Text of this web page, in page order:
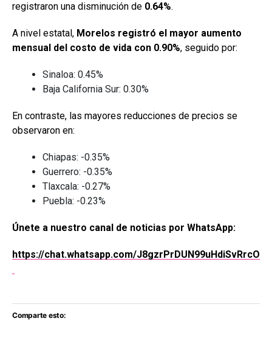
registraron una disminución de 0.64%.
A nivel estatal, Morelos registró el mayor aumento
mensual del costo de vida con 0.90%, seguido por:
Sinaloa: 0.45%
Baja California Sur: 0.30%
En contraste, las mayores reducciones de precios se
observaron en:
Chiapas: -0.35%
Guerrero: -0.35%
Tlaxcala: -0.27%
Puebla: -0.23%
Únete a nuestro canal de noticias por WhatsApp:
https://chat.whatsapp.com/J8gzrPrDUN99uHdiSvRrcO
Comparte esto: